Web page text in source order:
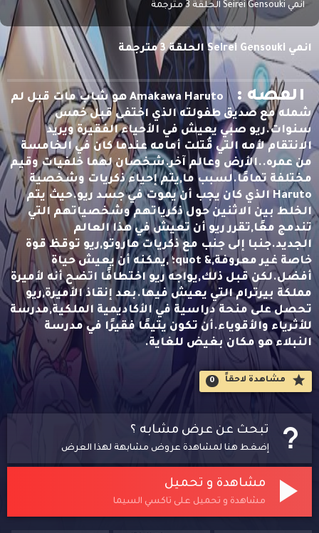
انمي Seirei Gensouki الحلقة 3 مترجمة
انمي Seirei Gensouki الحلقة 3 مترجمة
القصه :
Amakawa Haruto هو شاب مات قبل لم
شمله مع صديق طفولته الذي اختفى قبل خمس
سنوات.ريو صبي يعيش في الأحياء الفقيرة ويريد
الانتقام لأمه التي قُتلت أمامه عندما كان في الخامسة
من عمره..الأرض وعالم آخر.شخصان لهما خلفيات وقيم
مختلفة تمامًا.لسبب ما,يتم إحياء ذكريات وشخصية
Haruto الذي كان يجب أن يموت في جسد ريو.حيث يتم
الخلط بين الاثنين حول ذكرياتهم وشخصياتهم التي
تندمج معًا,تقرر ريو أن تعيش في هذا العالم
الجديد.جنبا إلى جنب مع ذكريات هاروتو,ريو توقظ قوة
خاصة غير معروفة,& quot؛ ,يمكنه أن يعيش حياة
أفضل.لكن قبل ذلك,يواجه ريو اختطافًا اتضح أنه لأميرة
مملكة بيرترام التي يعيش فيها.بعد إنقاذ الأميرة,ريو
تحصل على منحة دراسية في الأكاديمية الملكية,مدرسة
للأثرياء والأقوياء.أن تكون يتيمًا فقيرًا في مدرسة
النبلاء هو مكان بغيض للغاية.
مشاهدة لاحقاََ 0
تبحث عن عرض مشابه ؟
إضغط هنا لمشاهدة عروض مشابهة لهذا العرض
مشاهدة و تحميل
مشاهدة و تحميل على تاكسي السيما